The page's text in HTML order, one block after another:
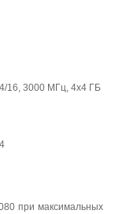
16, 3000 МГц, 4x4 ГБ
при максимальных